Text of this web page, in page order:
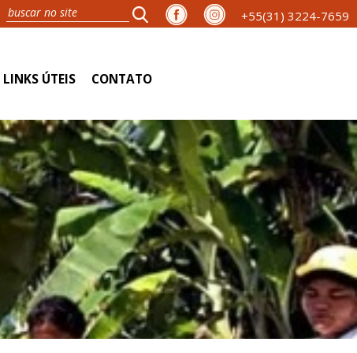
+55(31) 3224-7659
LINKS ÚTEIS CONTATO